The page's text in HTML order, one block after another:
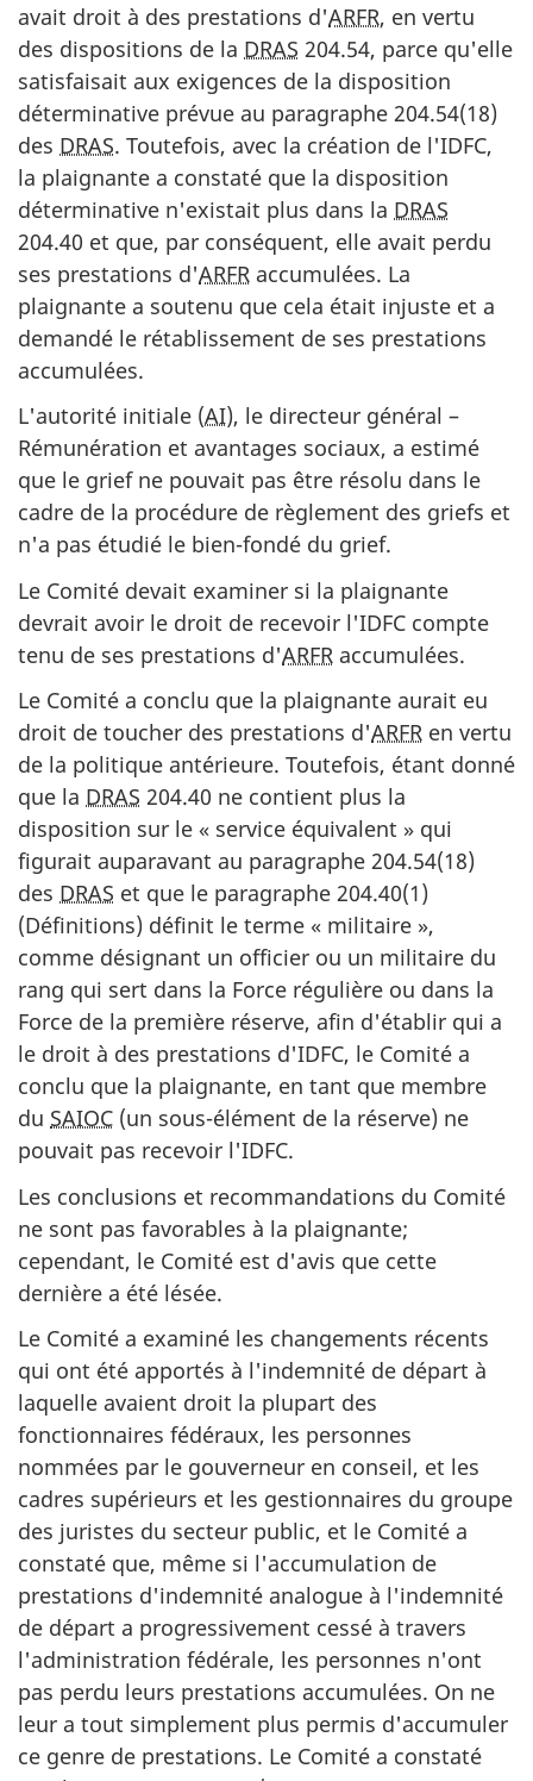
avait droit à des prestations d'ARFR, en vertu
des dispositions de la DRAS 204.54, parce qu'elle
satisfaisait aux exigences de la disposition
déterminative prévue au paragraphe 204.54(18)
des DRAS. Toutefois, avec la création de l'IDFC,
la plaignante a constaté que la disposition
déterminative n'existait plus dans la DRAS
204.40 et que, par conséquent, elle avait perdu
ses prestations d'ARFR accumulées. La
plaignante a soutenu que cela était injuste et a
demandé le rétablissement de ses prestations
accumulées.
L'autorité initiale (AI), le directeur général –
Rémunération et avantages sociaux, a estimé
que le grief ne pouvait pas être résolu dans le
cadre de la procédure de règlement des griefs et
n'a pas étudié le bien-fondé du grief.
Le Comité devait examiner si la plaignante
devrait avoir le droit de recevoir l'IDFC compte
tenu de ses prestations d'ARFR accumulées.
Le Comité a conclu que la plaignante aurait eu
droit de toucher des prestations d'ARFR en vertu
de la politique antérieure. Toutefois, étant donné
que la DRAS 204.40 ne contient plus la
disposition sur le « service équivalent » qui
figurait auparavant au paragraphe 204.54(18)
des DRAS et que le paragraphe 204.40(1)
(Définitions) définit le terme « militaire »,
comme désignant un officier ou un militaire du
rang qui sert dans la Force régulière ou dans la
Force de la première réserve, afin d'établir qui a
le droit à des prestations d'IDFC, le Comité a
conclu que la plaignante, en tant que membre
du SAIOC (un sous-élément de la réserve) ne
pouvait pas recevoir l'IDFC.
Les conclusions et recommandations du Comité
ne sont pas favorables à la plaignante;
cependant, le Comité est d'avis que cette
dernière a été lésée.
Le Comité a examiné les changements récents
qui ont été apportés à l'indemnité de départ à
laquelle avaient droit la plupart des
fonctionnaires fédéraux, les personnes
nommées par le gouverneur en conseil, et les
cadres supérieurs et les gestionnaires du groupe
des juristes du secteur public, et le Comité a
constaté que, même si l'accumulation de
prestations d'indemnité analogue à l'indemnité
de départ a progressivement cessé à travers
l'administration fédérale, les personnes n'ont
pas perdu leurs prestations accumulées. On ne
leur a tout simplement plus permis d'accumuler
ce genre de prestations. Le Comité a constaté